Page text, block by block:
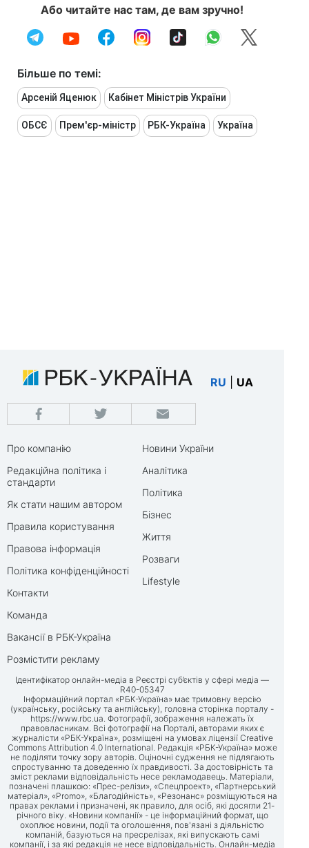
Або читайте нас там, де вам зручно!
Більше по темі:
Арсеній Яценюк Кабінет Міністрів України
ОБСЄ Прем'єр-міністр РБК-Україна Україна
RU UA
Про компанію
Редакційна політика і
стандарти
Як стати нашим автором
Правила користування
Правова інформація
Політика конфіденційності
Контакти
Команда
Вакансії в РБК-Україна
Розмістити рекламу
Новини України
Аналітика
Політика
Бізнес
Життя
Розваги
Lifestyle
Ідентифікатор онлайн-медіа в Реєстрі суб’єктів у сфері медіа —
R40-05347
Інформаційний портал «РБК-Україна» має тримовну версію
(українську, російську та англійську), головна сторінка порталу -
https://www.rbc.ua. Фотографії, зображення належать їх
правовласникам. Всі фотографії на Порталі, авторами яких є
журналісти «РБК-Україна», розміщені на умовах ліцензії Creative
Commons Attribution 4.0 International. Редакція «РБК-Україна» може
не поділяти точку зору авторів. Оціночні судження не підлягають
спростуванню та доведенню їх правдивості. За достовірність та
зміст реклами відповідальність несе рекламодавець. Матеріали,
позначені плашкою: «Прес-релізи», «Спецпроект», «Партнерський
матеріал», «Promo», «Благодійність», «Резонанс» розміщуються на
правах реклами і призначені, як правило, для осіб, які досягли 21-
річного віку. «Новини компанії» - це інформаційний формат, що
охоплює новини, події та оголошення, пов'язані з діяльністю
компаній, базуються на пресрелізах, які випускають самі
компанії, і за які редакція не несе відповідальність. Онлайн-медіа